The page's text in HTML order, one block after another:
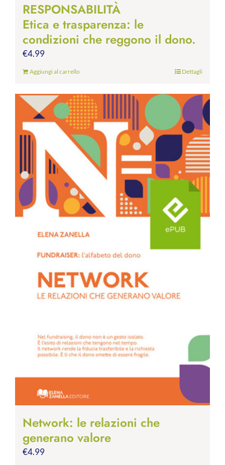
RESPONSABILITÀ
Etica e trasparenza: le
condizioni che reggono il dono.
€4.99
Aggiungi al carrello Dettagli
Network: le relazioni che
generano valore
€4.99